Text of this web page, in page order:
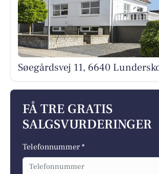
Søegårdsvej 11, 6640
FÅ TRE GRATIS
SALGSVURDERINGER
Telefonnummer *